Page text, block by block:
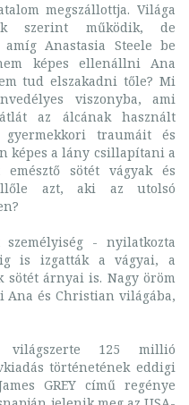
megszállottja. Világa
szerint működik, de
Anastasia Steele be
képes ellenállni Ana
tud elszakadni tőle? Mi
viszonyba, ami
az álcának használt
traumáit és
képes a lány csillapítani a
sötét vágyak és
azt, aki az utolsó
- nyilatkozta
is izgatták a vágyai, a
sötét árnyai is. Nagy öröm
Ana és Christian világába,
világszerte 125 millió
történetének eddigi
GREY című regénye